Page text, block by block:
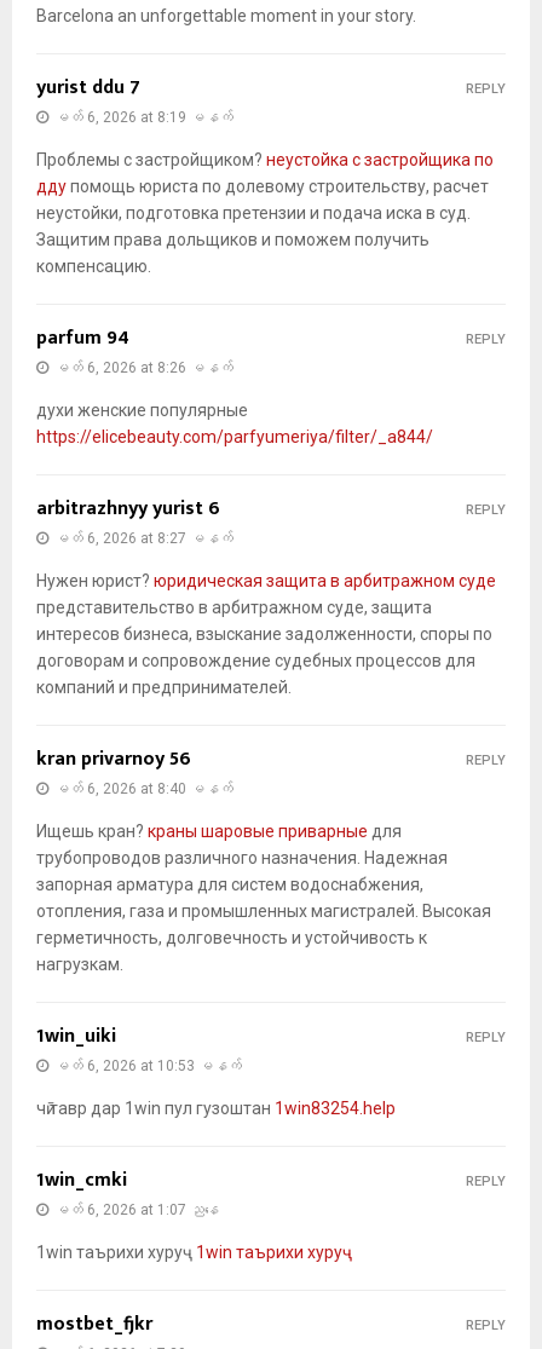
Barcelona an unforgettable moment in your story.
yurist ddu 7
မတ် 6, 2026 at 8:19 မနက်
Проблемы с застройщиком? неустойка с застройщика по
ддупомощь юриста по долевому строительству, расчет
неустойки, подготовка претензии и подача иска в суд.
Защитим права дольщиков и поможем получить
компенсацию.
REPLY
parfum 94
မတ် 6, 2026 at 8:26 မနက်
духи женские популярные
https://elicebeauty.com/parfyumeriya/filter/_a844/
REPLY
arbitrazhnyy yurist 6
မတ် 6, 2026 at 8:27 မနက်
Нужен юрист? юридическая защита в арбитражном суде
представительство в арбитражном суде, защита
интересов бизнеса, взыскание задолженности, споры по
договорам и сопровождение судебных процессов для
компаний и предпринимателей.
REPLY
kran privarnoy 56
မတ် 6, 2026 at 8:40 မနက်
Ищешь кран? краны шаровые приварные для
трубопроводов различного назначения. Надежная
запорная арматура для систем водоснабжения,
отопления, газа и промышленных магистралей. Высокая
герметичность, долговечность и устойчивость к
нагрузкам.
REPLY
1win_uiki
မတ် 6, 2026 at 10:53 မနက်
чӣ тавр дар 1win пул гузоштан 1win83254.help
REPLY
1win_cmki
မတ် 6, 2026 at 1:07 ညနေ
1win таърихи хуруҷ 1win таърихи хуруҷ
REPLY
mostbet_fjkr REPLY